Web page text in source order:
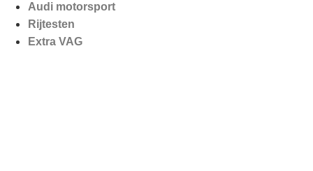
Audi motorsport
Rijtesten
Extra VAG